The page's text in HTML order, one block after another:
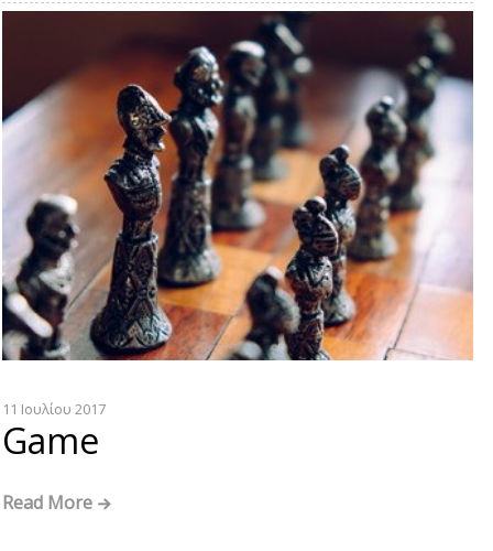
11 Ιουλίου 2017
Game
Read More